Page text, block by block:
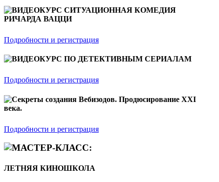
ВИДЕОКУРС СИТУАЦИОННАЯ КОМЕДИЯ
РИЧАРДА ВАЦЦИ
Подробности и регистрация
ВИДЕОКУРС ПО ДЕТЕКТИВНЫМ СЕРИАЛАМ
Подробности и регистрация
Секреты создания Вебизодов. Продюсирование XXI
века.
Подробности и регистрация
МАСТЕР-КЛАСС:
ЛЕТНЯЯ КИНОШКОЛА